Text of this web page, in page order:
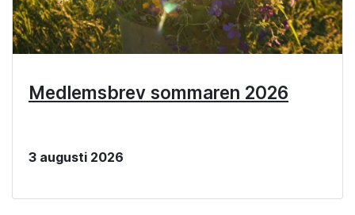
Medlemsbrev sommaren 2026
3 augusti 2026